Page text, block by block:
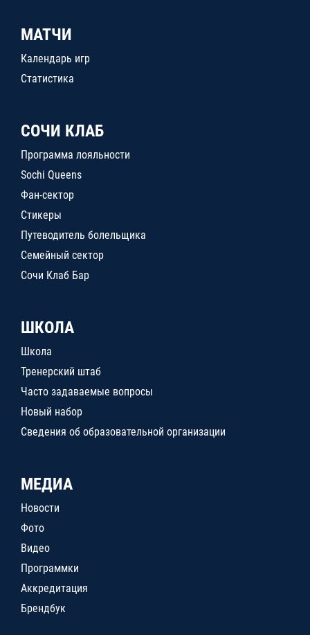
МАТЧИ
Календарь игр
Статистика
СОЧИ КЛАБ
Программа лояльности
Sochi Queens
Фан-сектор
Стикеры
Путеводитель болельщика
Семейный сектор
Сочи Клаб Бар
ШКОЛА
Школа
Тренерский штаб
Часто задаваемые вопросы
Новый набор
Сведения об образовательной организации
МЕДИА
Новости
Фото
Видео
Программки
Аккредитация
Брендбук